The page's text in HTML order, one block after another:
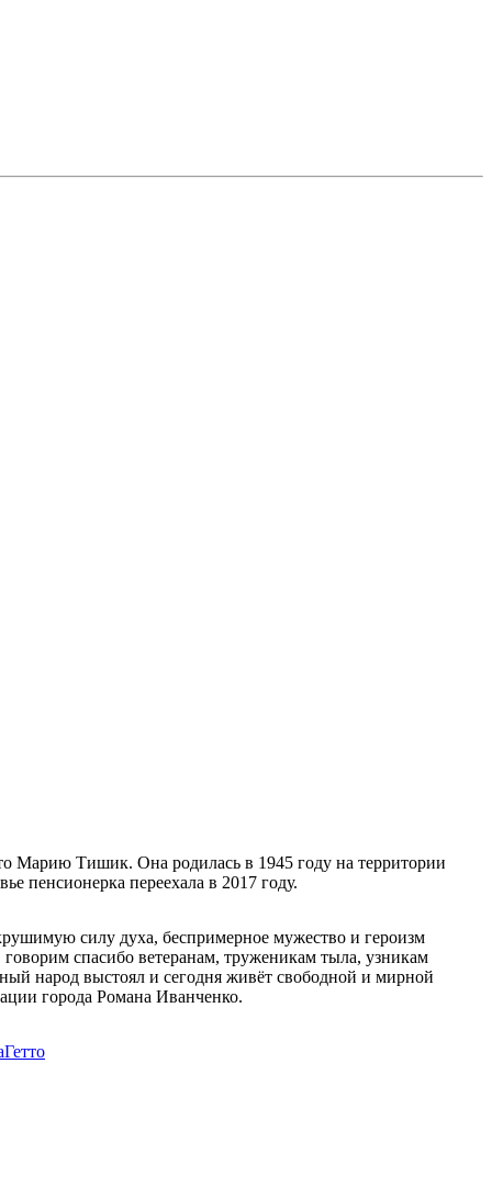
Марию Тишик. Она родилась в 1945 году на территории
пенсионерка переехала в 2017 году.
силу духа, беспримерное мужество и героизм
спасибо ветеранам, труженикам тыла, узникам
народ выстоял и сегодня живёт свободной и мирной
города Романа Иванченко.
Гетто